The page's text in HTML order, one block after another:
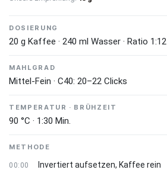
DOSIERUNG
20 g Kaffee · 240 ml Wasser · Ratio 1:12
MAHLGRAD
Mittel-Fein · C40: 20–22 Clicks
TEMPERATUR · BRÜHZEIT
90 °C · 1:30 Min.
METHODE
00:00 Invertiert aufsetzen, Kaffee rein